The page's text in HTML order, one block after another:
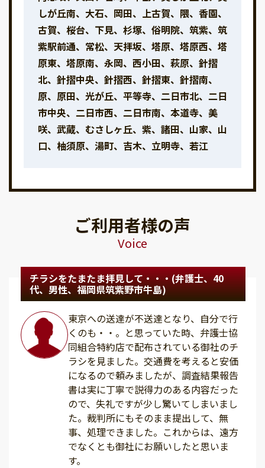
しが丘南、大石、岡田、上古賀、隈、香園、
古賀、桜台、下見、杉塚、俗明院、筑紫、筑
紫駅前通、常松、天拝坂、塔原、塔原西、塔
原東、塔原南、永岡、西小田、萩原、針摺
北、針摺中央、針摺西、針摺東、針摺南、
原、原田、光が丘、平等寺、二日市北、二日
市中央、二日市西、二日市南、本道寺、美
咲、武蔵、むさしヶ丘、紫、諸田、山家、山
口、柚須原、湯町、吉木、立明寺、若江
ご利用者様の声
Voice
チラシをたまたま拝見して・・・(弁護士、40
代、男性、福岡県筑紫野市牛島)
東京への送達が不送達となり、自分で行
くのも・・。と思っていた時、弁護士協
同組合特約店で配布されている御社のチ
ラシを見ました。交通費を考えると安価
になるので頼みましたが、調査結果報告
書は実に丁寧で説得力のある内容だった
ので、失礼ですが少し驚いてしまいまし
た。裁判所にもそのまま提出して、無
事、処理できました。これからは、遠方
でなくとも御社にお願いしたと思いま
す。